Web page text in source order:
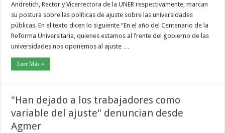
Andretich, Rector y Vicerrectora de la UNER respectivamente, marcan
su postura sobre las políticas de ajuste sobre las universidades
públicas. En el texto dicen lo siguiente “En el año del Centenario de la
Reforma Universitaria, quienes estamos al frente del gobierno de las
universidades nos oponemos al ajuste …
Leer Más »
"Han dejado a los trabajadores como
variable del ajuste" denuncian desde
Agmer